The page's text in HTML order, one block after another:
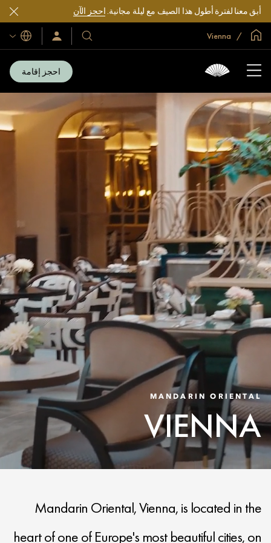
أبق معنا لفترة أطول هذا الصيف مع ليلة مجانية.احجز الآن
الصفحة الرئيسية العالمية
فنادقنا
ومنتجعاتنا
سجّل
الدخول/
اللغات
احجز إقامة
MANDARIN ORIENTAL
VIENNA
Mandarin Oriental, Vienna, is located in the
heart of one of Europe's most beautiful cities, on